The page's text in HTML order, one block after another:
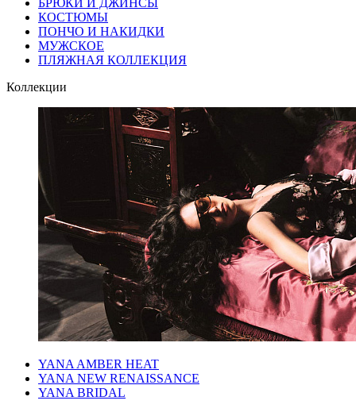
БРЮКИ И ДЖИНСЫ
КОСТЮМЫ
ПОНЧО И НАКИДКИ
МУЖСКОЕ
ПЛЯЖНАЯ КОЛЛЕКЦИЯ
Коллекции
YANA AMBER HEAT
YANA NEW RENAISSANCE
YANA BRIDAL